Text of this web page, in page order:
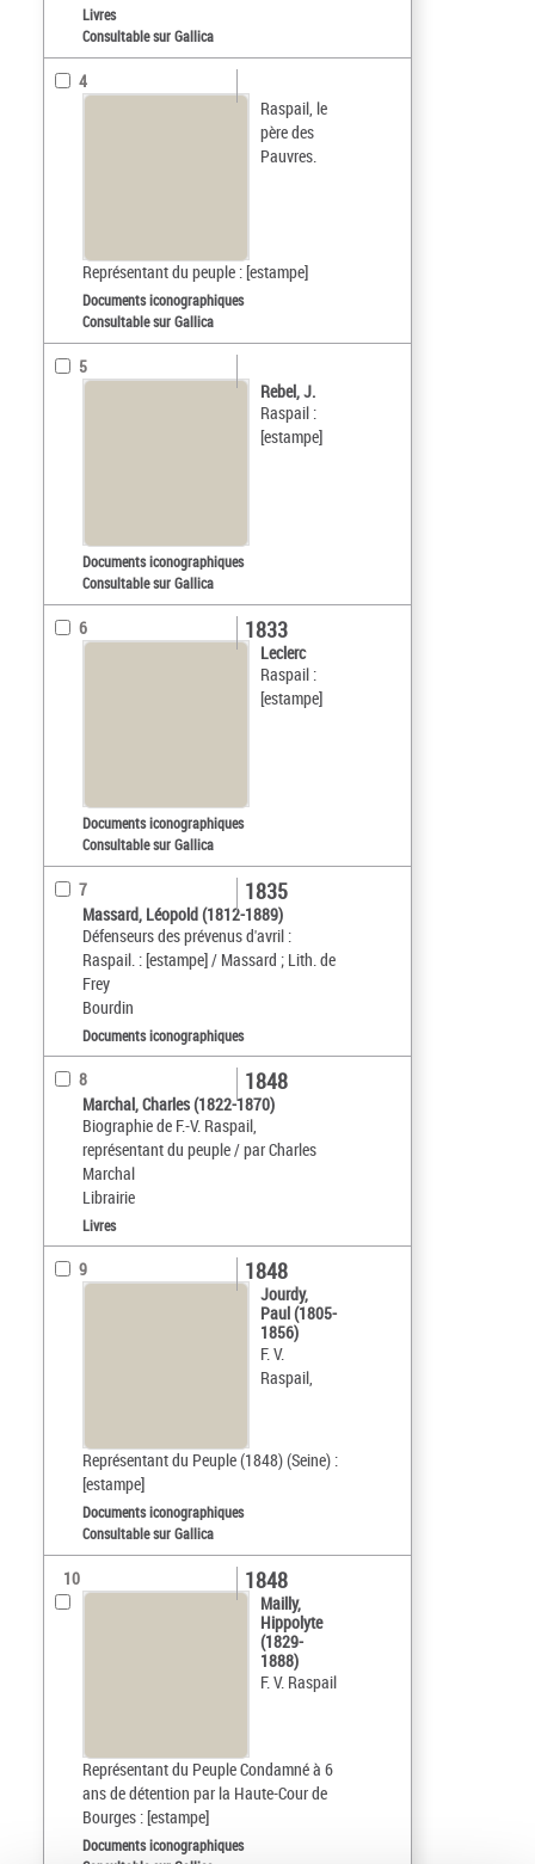
Livres
Consultable sur Gallica
4
Raspail, le
père des
Pauvres.
Représentant du peuple : [estampe]
Documents iconographiques
Consultable sur Gallica
5
Rebel, J.
Raspail :
[estampe]
Documents iconographiques
Consultable sur Gallica
6
Leclerc
Raspail :
[estampe]
1833
Documents iconographiques
Consultable sur Gallica
7
Massard, Léopold (1812-1889)
Défenseurs des prévenus d'avril :
Raspail. : [estampe] / Massard ; Lith. de
Frey
Bourdin
1835
Documents iconographiques
8
Marchal, Charles (1822-1870)
Biographie de F.-V. Raspail,
représentant du peuple / par Charles
Marchal
Librairie
1848
Livres
9
Jourdy,
Paul (1805-
1856)
F. V.
Raspail,
Représentant du Peuple (1848) (Seine) :
[estampe]
1848
Documents iconographiques
Consultable sur Gallica
10
Mailly,
Hippolyte
(1829-
1888)
F. V. Raspail
Représentant du Peuple Condamné à 6
ans de détention par la Haute-Cour de
Bourges : [estampe]
1848
Documents iconographiques